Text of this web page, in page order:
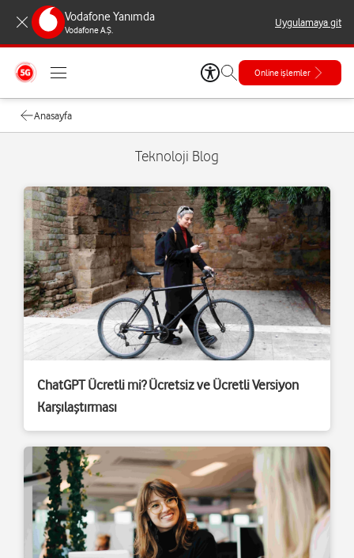
Vodafone Yanımda
Vodafone A.Ş.
Uygulamaya git
Online işlemler
Anasayfa
Teknoloji Blog
ChatGPT Ücretli mi? Ücretsiz ve Ücretli Versiyon
Karşılaştırması